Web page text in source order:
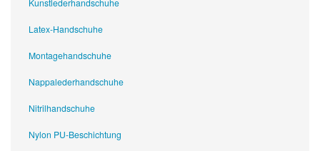
Kunstlederhandschuhe
Latex-Handschuhe
Montagehandschuhe
Nappalederhandschuhe
Nitrilhandschuhe
Nylon PU-Beschichtung